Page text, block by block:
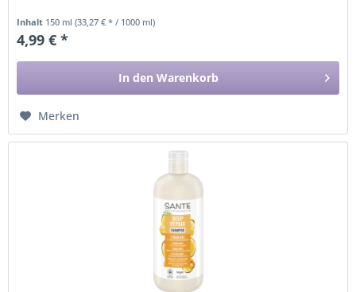
Inhalt 150 ml(33,27 € * / 1000 ml)
4,99 € *
In den Warenkorb
Merken